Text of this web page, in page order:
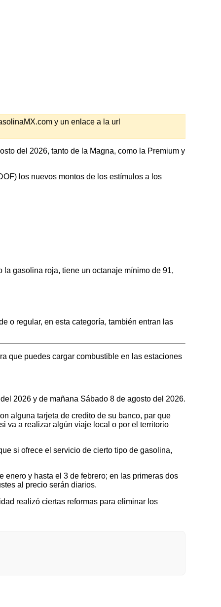
y un enlace a la url
del 2026, tanto de la Magna, como la Premium y
los nuevos montos de los estímulos a los
gasolina roja, tiene un octanaje mínimo de 91,
o regular, en esta categoría, también entran las
que puedes cargar combustible en las estaciones
2026 y de mañana Sábado 8 de agosto del 2026.
alguna tarjeta de credito de su banco, par que
va a realizar algún viaje local o por el territorio
si ofrece el servicio de cierto tipo de gasolina,
y hasta el 3 de febrero; en las primeras dos
al precio serán diarios.
realizó ciertas reformas para eliminar los